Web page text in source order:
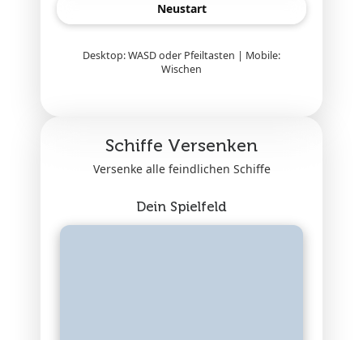
Neustart
Desktop: WASD oder Pfeiltasten | Mobile:
Wischen
Schiffe Versenken
Versenke alle feindlichen Schiffe
Dein Spielfeld